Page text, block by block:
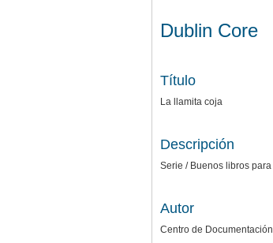
Dublin Core
Título
La llamita coja
Descripción
Serie / Buenos libros
Autor
Centro de